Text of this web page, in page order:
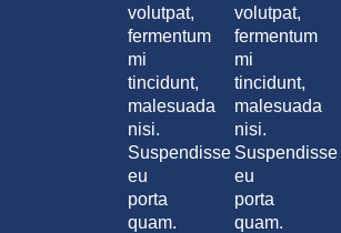
volutpat,
fermentum
mi
tincidunt,
malesuada
nisi.
Suspendisse
eu
porta
quam.
volutpat,
fermentum
mi
tincidunt,
malesuada
nisi.
Suspendisse
eu
porta
quam.